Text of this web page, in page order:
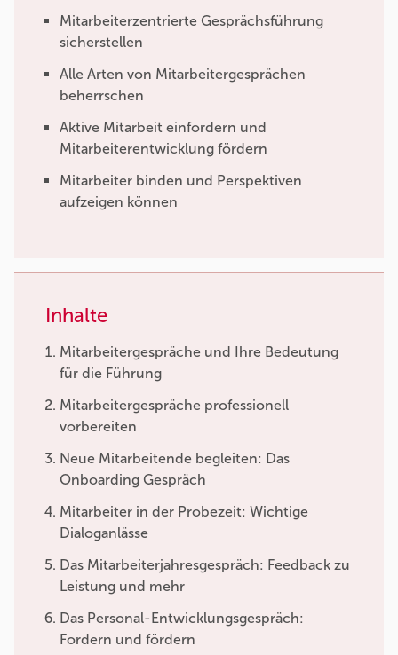
Mitarbeiterzentrierte Gesprächsführung
sicherstellen
Alle Arten von Mitarbeitergesprächen
beherrschen
Aktive Mitarbeit einfordern und
Mitarbeiterentwicklung fördern
Mitarbeiter binden und Perspektiven
aufzeigen können
Inhalte
Mitarbeitergespräche und Ihre Bedeutung
für die Führung
Mitarbeitergespräche professionell
vorbereiten
Neue Mitarbeitende begleiten: Das
Onboarding Gespräch
Mitarbeiter in der Probezeit: Wichtige
Dialoganlässe
Das Mitarbeiterjahresgespräch: Feedback zu
Leistung und mehr
Das Personal-Entwicklungsgespräch:
Fordern und fördern